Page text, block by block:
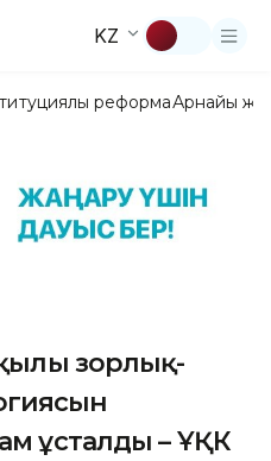
KZ
реформаАрнайы
зорлық-
ұсталды – ҰҚК